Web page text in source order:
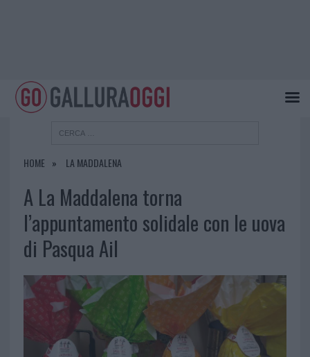
HOME LA MADDALENA
A La Maddalena torna
l’appuntamento solidale con le uova
di Pasqua Ail